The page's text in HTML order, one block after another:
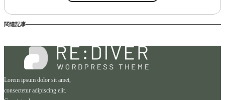
関連記事
Lorem ipsum dolor sit amet,
consectetur adipiscing elit.